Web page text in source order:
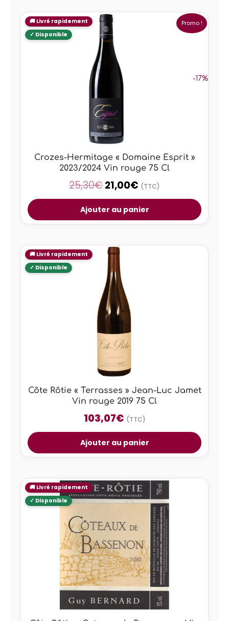
Promo !
-17%
Crozes-Hermitage « Domaine Esprit »
2023/2024 Vin rouge 75 Cl
25,30€21,00€ (TTC)
Ajouter au panier
Côte Rôtie « Terrasses » Jean-Luc Jamet
Vin rouge 2019 75 Cl
103,07€ (TTC)
Ajouter au panier